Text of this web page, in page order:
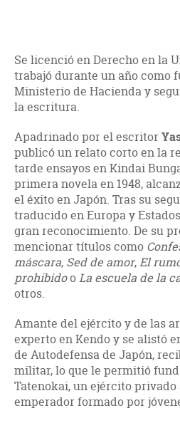
Se licenció en Derecho en la
trabajó durante un año como
Ministerio de Hacienda y
la escritura.
Apadrinado por el escritor
publicó un relato corto en la
tarde ensayos en Kindai
primera novela en 1948,
el éxito en Japón. Tras su
traducido en Europa y
gran reconocimiento. De su
mencionar títulos como
máscara, Sed de amor,El
prohibidooLa escuela de la
otros.
Amante del ejército y de las
experto en Kendo y se alistó
de Autodefensa de Japón,
militar, lo que le permitió
Tatenokai, un ejército
emperador formado por